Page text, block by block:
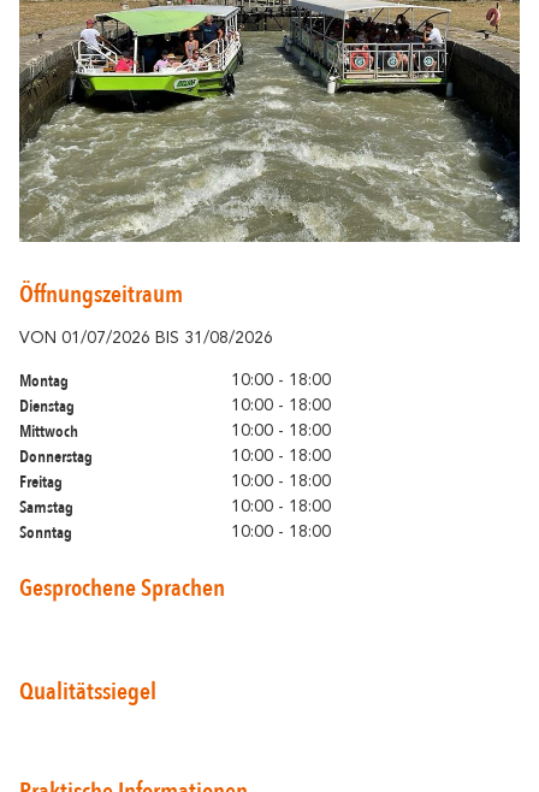
Die Weinberge
Meine Exkursion vorbereiten
Aufenthaltsideen
Einfahrt
Öffnungszeitraum
VON 01/07/2026 BIS 31/08/2026
Montag 10:00 - 18:00
Dienstag 10:00 - 18:00
Mittwoch 10:00 - 18:00
Donnerstag 10:00 - 18:00
Freitag 10:00 - 18:00
Samstag 10:00 - 18:00
Sonntag 10:00 - 18:00
Gesprochene Sprachen
Qualitätssiegel